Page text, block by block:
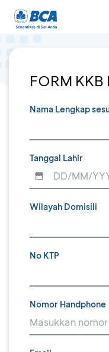
FORM KKB
Nama Lengkap
Tanggal Lahir
Wilayah Domisili
No KTP
Nomor Handphone